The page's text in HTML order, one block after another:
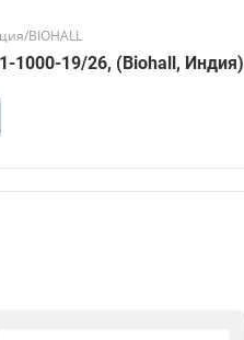
BIOHALL
1000-19/26, (Biohall, Индия)